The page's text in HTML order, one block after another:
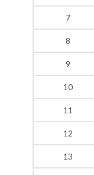
7
8
9
10
11
12
13